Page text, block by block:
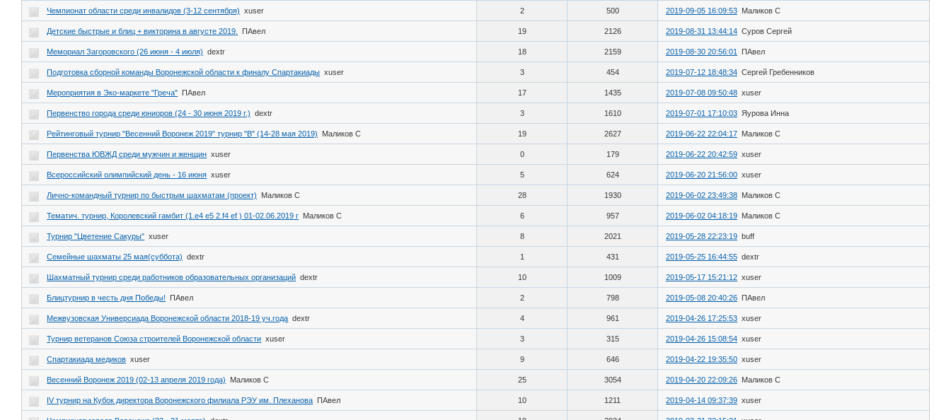
Чемпионат области среди инвалидов (3-12 сентября) xuser 2 500 2019-09-05 16:09:53 Маликов С
Детские быстрые и блиц + викторина в августе 2019. ПАвел 19 2126 2019-08-31 13:44:14 Cуров Сергей
Мемориал Загоровского (26 июня - 4 июля) dextr 18 2159 2019-08-30 20:56:01 ПАвел
Подготовка сборной команды Воронежской области к финалу Спартакиады xuser 3 454 2019-07-12 18:48:34 Сергей Гребенников
Мероприятия в Эко-маркете "Греча" ПАвел 17 1435 2019-07-08 09:50:48 xuser
Первенство города среди юниоров (24 - 30 июня 2019 г.) dextr 3 1610 2019-07-01 17:10:03 Яурова Инна
Рейтинговый турнир "Весенний Воронеж 2019" турнир "В" (14-28 мая 2019) Маликов С 19 2627 2019-06-22 22:04:17 Маликов С
Первенства ЮВЖД среди мужчин и женщин xuser 0 179 2019-06-22 20:42:59 xuser
Всероссийский олимпийский день - 16 июня xuser 5 624 2019-06-20 21:56:00 xuser
Лично-командный турнир по быстрым шахматам (проект) Маликов С 28 1930 2019-06-02 23:49:38 Маликов С
Тематич. турнир, Королевский гамбит (1.е4 е5 2.f4 ef ) 01-02.06.2019 г Маликов С 6 957 2019-06-02 04:18:19 Маликов С
Турнир "Цветение Сакуры" xuser 8 2021 2019-05-28 22:23:19 buff
Семейные шахматы 25 мая(суббота) dextr 1 431 2019-05-25 16:44:55 dextr
Шахматный турнир среди работников образовательных организаций dextr 10 1009 2019-05-17 15:21:12 xuser
Блицтурнир в честь дня Победы! ПАвел 2 798 2019-05-08 20:40:26 ПАвел
Межвузовская Универсиада Воронежской области 2018-19 уч.года dextr 4 961 2019-04-26 17:25:53 xuser
Турнир ветеранов Союза строителей Воронежской области xuser 3 315 2019-04-26 15:08:54 xuser
Спартакиада медиков xuser 9 646 2019-04-22 19:35:50 xuser
Весенний Воронеж 2019 (02-13 апреля 2019 года) Маликов С 25 3054 2019-04-20 22:09:26 Маликов С
IV турнир на Кубок директора Воронежского филиала РЭУ им. Плеханова ПАвел 10 1211 2019-04-14 09:37:39 xuser